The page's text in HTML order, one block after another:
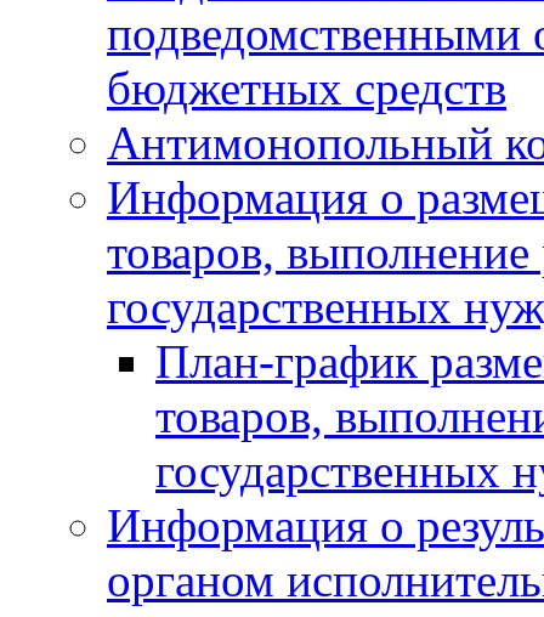
подведомственными
бюджетных средств
Антимонопольный
Информация о
товаров, выполнение
государственных
План-график
товаров,
государственных
Информация о
органом